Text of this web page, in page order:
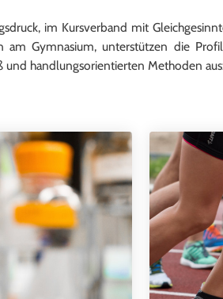
im Kursverband mit
am Gymnasium, unterstützen die
und handlungsorientierten Methoden